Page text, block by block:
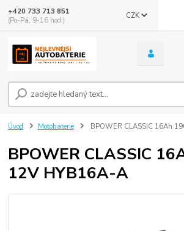
CZK
+420 733 713 851
(Po-Pá, 9-16 hod.)
Úvod Motobaterie BPOWER CLASSIC 16Ah
BPOWER CLASSIC
12V HYB16A-A